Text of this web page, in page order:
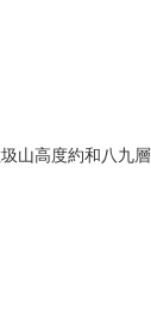
高度約和八九